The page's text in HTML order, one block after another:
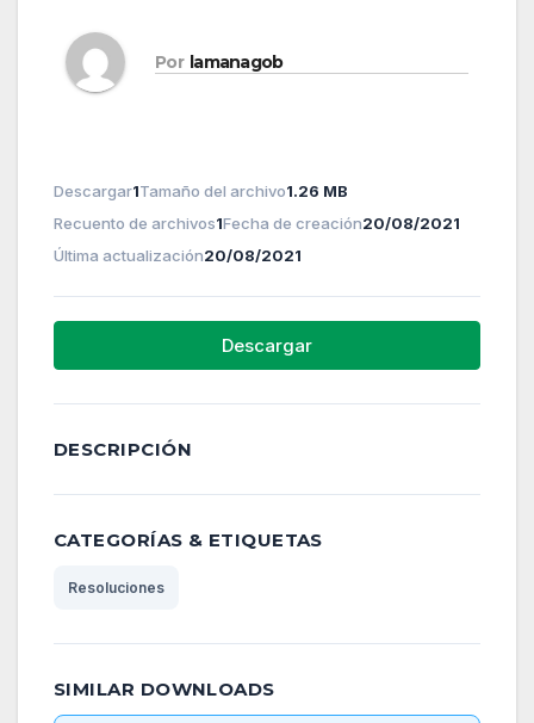
Por lamanagob
Descargar1Tamaño del archivo1.26 MB
Recuento de archivos1Fecha de creación20/08/2021
Última actualización20/08/2021
Descargar
DESCRIPCIÓN
CATEGORÍAS & ETIQUETAS
Resoluciones
SIMILAR DOWNLOADS